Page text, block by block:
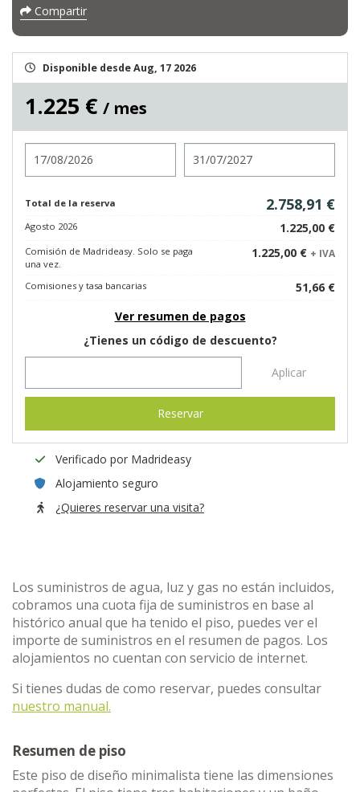
Compartir
Disponible desde Aug, 17 2026
1.225 € / mes
Total de la reserva 2.758,91 €
Agosto 2026 1.225,00 €
Comisión de Madrideasy. Solo se paga
una vez.
1.225,00 € + IVA
Comisiones y tasa bancarias
51,66 €
Ver resumen de pagos
¿Tienes un código de descuento?
Aplicar
Reservar
Verificado por Madrideasy
Alojamiento seguro
¿Quieres reservar una visita?
Los suministros de agua, luz y gas no están incluidos,
cobramos una cuota fija de suministros en base al
histórico anual que ha tenido el piso, puedes ver el
importe de suministros en el resumen de pagos. Los
alojamientos no cuentan con servicio de internet.
Si tienes dudas de como reservar, puedes consultar
nuestro manual.
Resumen de piso
Este piso de diseño minimalista tiene las dimensiones